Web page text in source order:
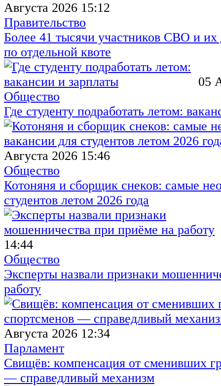
Августа 2026 15:12
Правительство
Более 41 тысячи участников СВО и их
по отдельной квоте
05
Общество
Где студенту подработать летом:
Августа 2026 15:46
Общество
Котоняня и сборщик снеков: самые
студентов летом 2026 года
14:44
Общество
Эксперты назвали признаки
работу
Августа 2026 12:34
Парламент
Свищёв: компенсация от сменивших
— справедливый механизм